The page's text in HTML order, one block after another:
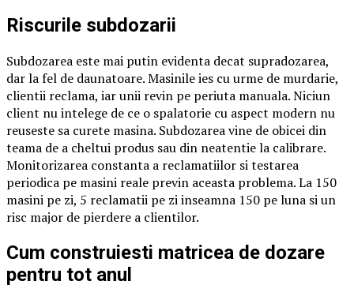
Riscurile subdozarii
Subdozarea este mai putin evidenta decat supradozarea,
dar la fel de daunatoare. Masinile ies cu urme de murdarie,
clientii reclama, iar unii revin pe periuta manuala. Niciun
client nu intelege de ce o spalatorie cu aspect modern nu
reuseste sa curete masina. Subdozarea vine de obicei din
teama de a cheltui produs sau din neatentie la calibrare.
Monitorizarea constanta a reclamatiilor si testarea
periodica pe masini reale previn aceasta problema. La 150
masini pe zi, 5 reclamatii pe zi inseamna 150 pe luna si un
risc major de pierdere a clientilor.
Cum construiesti matricea de dozare
pentru tot anul